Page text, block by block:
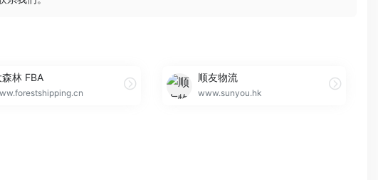
森林 FBA 顺友物流
www.sunyou.hk